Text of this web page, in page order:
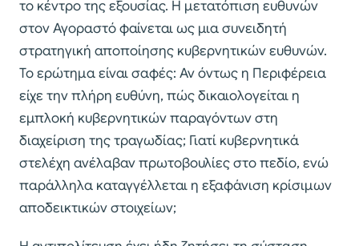
το κέντρο της εξουσίας. Η μετατόπιση ευθυνών
στον Αγοραστό φαίνεται ως μια συνειδητή
στρατηγική αποποίησης κυβερνητικών ευθυνών.
Το ερώτημα είναι σαφές: Αν όντως η Περιφέρεια
είχε την πλήρη ευθύνη, πώς δικαιολογείται η
εμπλοκή κυβερνητικών παραγόντων στη
διαχείριση της τραγωδίας; Γιατί κυβερνητικά
στελέχη ανέλαβαν πρωτοβουλίες στο πεδίο, ενώ
παράλληλα καταγγέλλεται η εξαφάνιση κρίσιμων
αποδεικτικών στοιχείων;